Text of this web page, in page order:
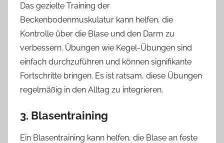
Das gezielte Training der
Beckenbodenmuskulatur kann helfen, die
Kontrolle über die Blase und den Darm zu
verbessern. Übungen wie Kegel-Übungen sind
einfach durchzuführen und können signifikante
Fortschritte bringen. Es ist ratsam, diese Übungen
regelmäßig in den Alltag zu integrieren.
3. Blasentraining
Ein Blasentraining kann helfen, die Blase an feste